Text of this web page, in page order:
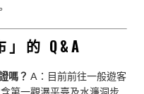
」的 Q&A
嗎？ A：目前前往一般遊客
第一觀瀑平臺及水濂洞步